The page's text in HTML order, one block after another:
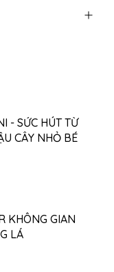
- SỨC HÚT TỪ
CÂY NHỎ BÉ
KHÔNG GIAN
LÁ